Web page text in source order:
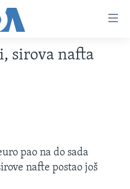
sirova nafta
pao na do sada
nafte postao još